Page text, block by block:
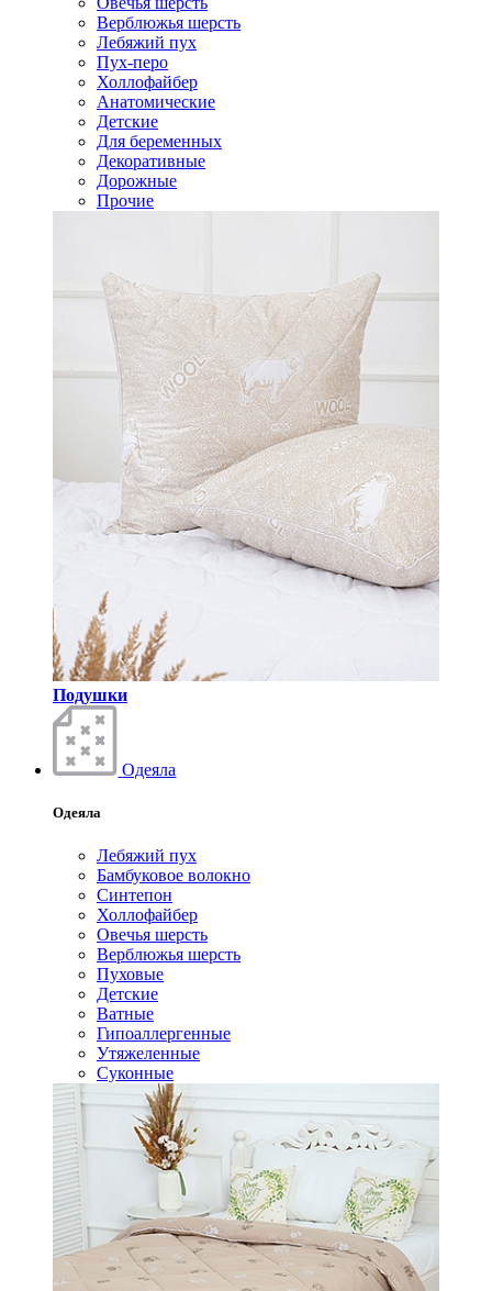
Верблюжья шерсть
Лебяжий пух
Пух-перо
Холлофайбер
Анатомические
Детские
Для беременных
Декоративные
Дорожные
Прочие
Подушки
Одеяла
Одеяла
Лебяжий пух
Бамбуковое волокно
Синтепон
Холлофайбер
Овечья шерсть
Верблюжья шерсть
Пуховые
Детские
Ватные
Гипоаллергенные
Утяжеленные
Суконные